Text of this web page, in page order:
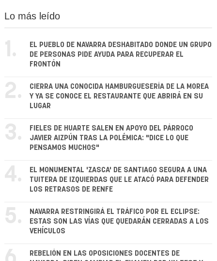
Lo más leído
1.
EL PUEBLO DE NAVARRA DESHABITADO DONDE UN GRUPO
DE PERSONAS PIDE AYUDA PARA RECUPERAR EL
FRONTÓN
2.
CIERRA UNA CONOCIDA HAMBURGUESERÍA DE LA MOREA
Y YA SE CONOCE EL RESTAURANTE QUE ABRIRÁ EN SU
LUGAR
3.
FIELES DE HUARTE SALEN EN APOYO DEL PÁRROCO
JAVIER AIZPÚN TRAS LA POLÉMICA: "DICE LO QUE
PENSAMOS MUCHOS"
4.
EL MONUMENTAL 'ZASCA' DE SANTIAGO SEGURA A UNA
TUITERA DE IZQUIERDAS QUE LE ATACÓ PARA DEFENDER
LOS RETRASOS DE RENFE
5.
NAVARRA RESTRINGIRÁ EL TRÁFICO POR EL ECLIPSE:
ESTAS SON LAS VÍAS QUE QUEDARÁN CERRADAS A LOS
VEHÍCULOS
REBELIÓN EN LAS OPOSICIONES DOCENTES DE